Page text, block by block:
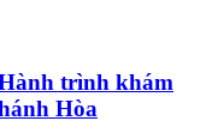
trình khám
Hòa